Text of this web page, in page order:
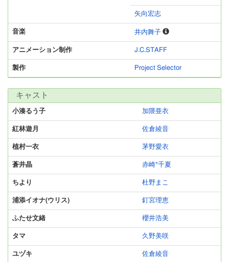
矢向宏志
音楽 井内舞子
アニメーション制作 J.C.STAFF
製作 Project Selector
キャスト
小湊るう子 加隈亜衣
紅林遊月 佐倉綾音
植村一衣 茅野愛衣
蒼井晶 赤崎*千夏
ちより 杜野まこ
浦添イオナ(ウリス) 釘宮理恵
ふたせ文緒 櫻井浩美
タマ 久野美咲
ユヅキ 佐倉綾音